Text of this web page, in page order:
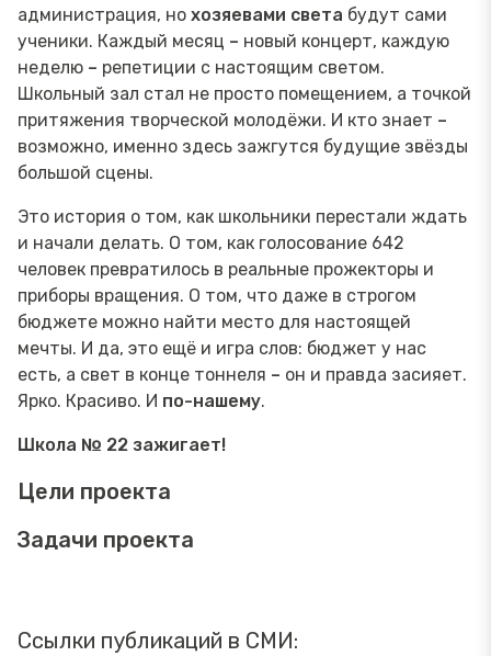
администрация, но хозяевами света будут сами
ученики. Каждый месяц – новый концерт, каждую
неделю – репетиции с настоящим светом.
Школьный зал стал не просто помещением, а точкой
притяжения творческой молодёжи. И кто знает –
возможно, именно здесь зажгутся будущие звёзды
большой сцены.
Это история о том, как школьники перестали ждать
и начали делать. О том, как голосование 642
человек превратилось в реальные прожекторы и
приборы вращения. О том, что даже в строгом
бюджете можно найти место для настоящей
мечты. И да, это ещё и игра слов: бюджет у нас
есть, а свет в конце тоннеля – он и правда засияет.
Ярко. Красиво. И по-нашему.
Школа № 22 зажигает!
Цели проекта
Задачи проекта
Ссылки публикаций в СМИ: